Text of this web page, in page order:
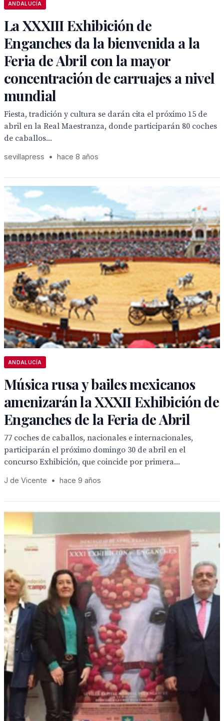
ANDALUCÍA
La XXXIII Exhibición de
Enganches da la bienvenida a la
Feria de Abril con la mayor
concentración de carruajes a nivel
mundial
Fiesta, tradición y cultura se darán cita el próximo 15 de
abril en la Real Maestranza, donde participarán 80 coches
de caballos...
sevillapress • hace 8 años
ANDALUCÍA
Música rusa y bailes mexicanos
amenizarán la XXXII Exhibición de
Enganches de la Feria de Abril
77 coches de caballos, nacionales e internacionales,
participarán el próximo domingo 30 de abril en el
concurso Exhibición, que coincide por primera...
J de Vicente • hace 9 años